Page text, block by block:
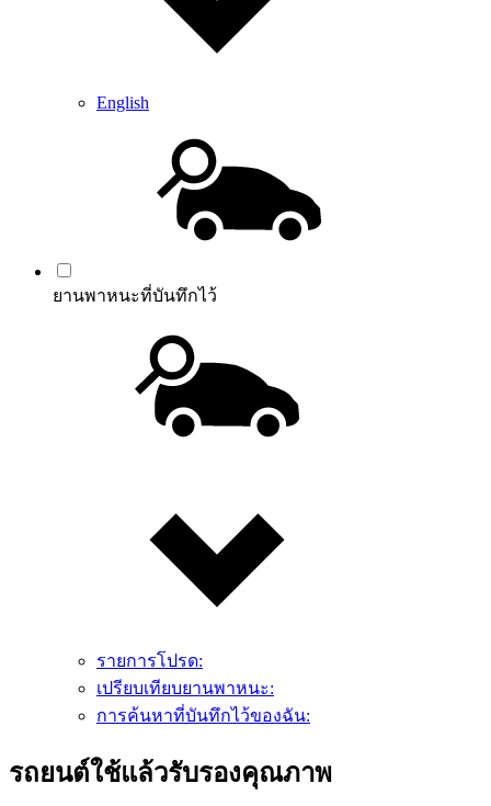
English
ยานพาหนะที่บันทึกไว้
รายการโปรด:
เปรียบเทียบยานพาหนะ:
การค้นหาที่บันทึกไว้ของฉัน:
รถยนต์ใช้แล้วรับรองคุณภาพ